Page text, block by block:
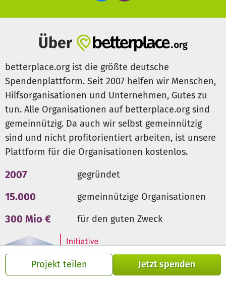
Projekt teilen Jetzt spenden
Über
betterplace.org ist die größte deutsche
Spendenplattform. Seit 2007 helfen wir Menschen,
Hilfsorganisationen und Unternehmen, Gutes zu
tun. Alle Organisationen auf betterplace.org sind
gemeinnützig. Da auch wir selbst gemeinnützig
sind und nicht profitorientiert arbeiten, ist unsere
Plattform für die Organisationen kostenlos.
2007 gegründet
15.000 gemeinnützige Organisationen
300 Mio € für den guten Zweck